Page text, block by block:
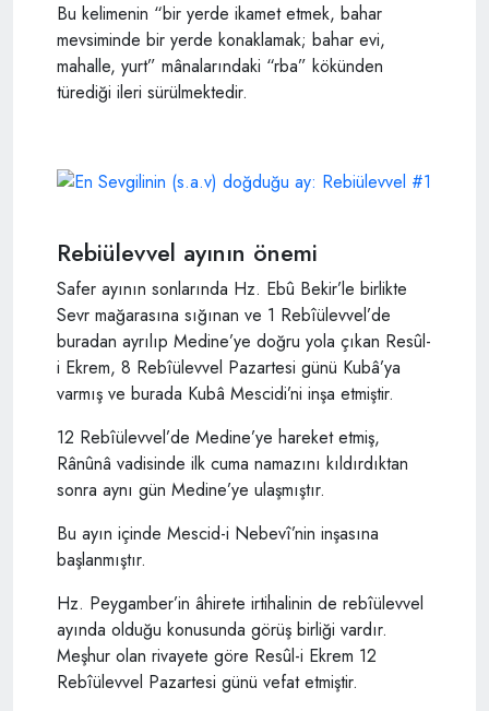
Bu kelimenin “bir yerde ikamet etmek, bahar
mevsiminde bir yerde konaklamak; bahar evi,
mahalle, yurt” mânalarındaki “rba” kökünden
türediği ileri sürülmektedir.
Rebiülevvel ayının önemi
Safer ayının sonlarında Hz. Ebû Bekir’le birlikte
Sevr mağarasına sığınan ve 1 Rebîülevvel’de
buradan ayrılıp Medine’ye doğru yola çıkan Resûl-
i Ekrem, 8 Rebîülevvel Pazartesi günü Kubâ’ya
varmış ve burada Kubâ Mescidi’ni inşa etmiştir.
12 Rebîülevvel’de Medine’ye hareket etmiş,
Rânûnâ vadisinde ilk cuma namazını kıldırdıktan
sonra aynı gün Medine’ye ulaşmıştır.
Bu ayın içinde Mescid-i Nebevî’nin inşasına
başlanmıştır.
Hz. Peygamber’in âhirete irtihalinin de rebîülevvel
ayında olduğu konusunda görüş birliği vardır.
Meşhur olan rivayete göre Resûl-i Ekrem 12
Rebîülevvel Pazartesi günü vefat etmiştir.